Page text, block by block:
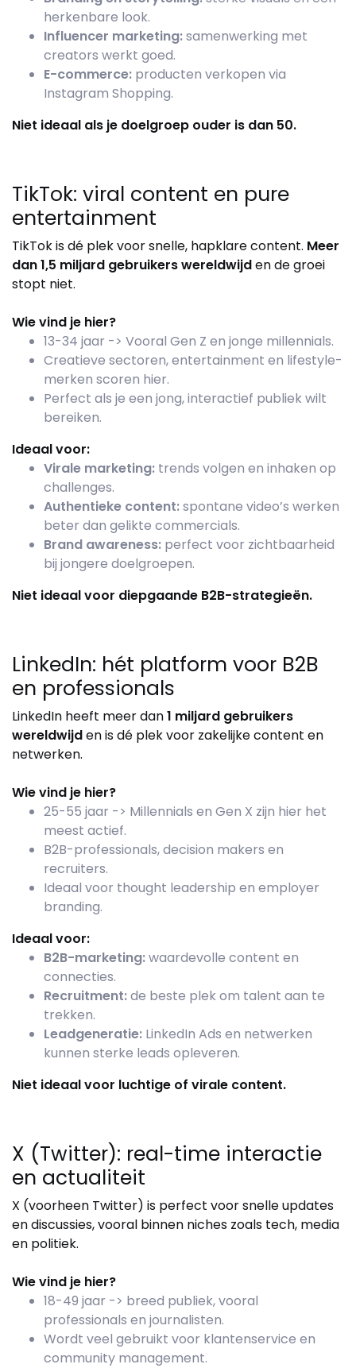
herkenbare look.
Influencer marketing:samenwerking met
creators werkt goed.
E-commerce: producten verkopen via
Instagram Shopping.
Niet ideaal als je doelgroep ouder is dan 50.
TikTok: viral content en pure
entertainment
TikTok is dé plek voor snelle, hapklare content. Meer
dan 1,5 miljard gebruikers wereldwijden de groei
stopt niet.
Wie vind je hier?
13-34 jaar -> Vooral Gen Z en jonge millennials.
Creatieve sectoren, entertainment en lifestyle-
merken scoren hier.
Perfect als je een jong, interactief publiek wilt
bereiken.
Ideaal voor:
Virale marketing: trends volgen en inhaken op
challenges.
Authentieke content:spontane video’s werken
beter dan gelikte commercials.
Brand awareness: perfect voor zichtbaarheid
bij jongere doelgroepen.
Niet ideaal voor diepgaande B2B-strategieën.
LinkedIn: hét platform voor B2B
en professionals
LinkedIn heeft meer dan1 miljard gebruikers
wereldwijden is dé plek voor zakelijke content en
netwerken.
Wie vind je hier?
25-55 jaar -> Millennials en Gen X zijn hier het
meest actief.
B2B-professionals, decision makers en
recruiters.
Ideaal voor thought leadership en employer
branding.
Ideaal voor:
B2B-marketing:waardevolle content en
connecties.
Recruitment:de beste plek om talent aan te
trekken.
Leadgeneratie: LinkedIn Ads en netwerken
kunnen sterke leads opleveren.
Niet ideaal voor luchtige of virale content.
X (Twitter): real-time interactie
en actualiteit
X (voorheen Twitter) is perfect voor snelle updates
en discussies, vooral binnen niches zoals tech, media
en politiek.
Wie vind je hier?
18-49 jaar -> breed publiek, vooral
professionals en journalisten.
Wordt veel gebruikt voor klantenservice en
community management.